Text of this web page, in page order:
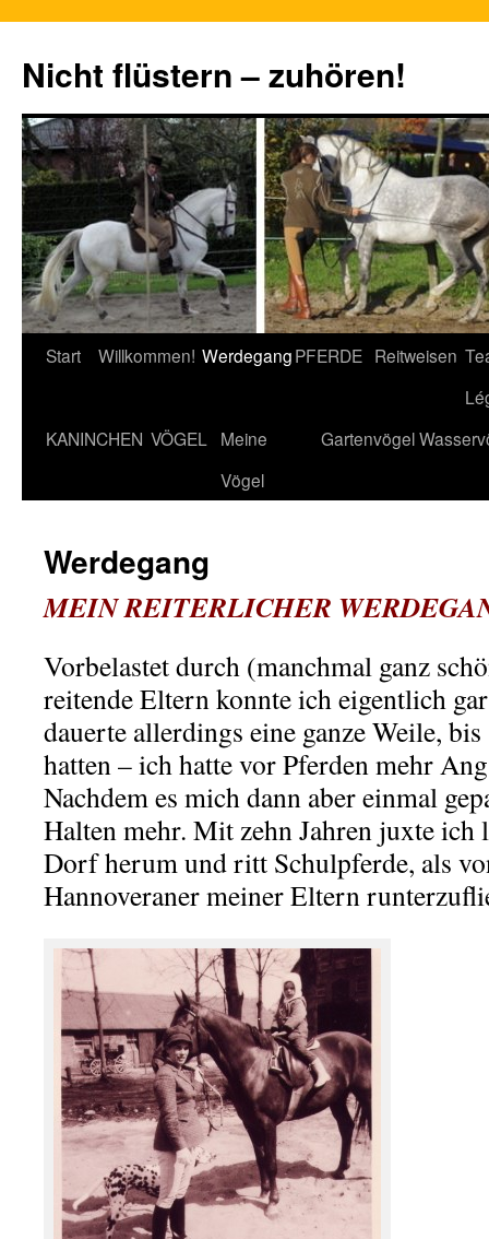
Nicht flüstern – zuhören!
Zum
springen
Start Willkommen! WerdegangPFERDE Reitweisen
KANINCHEN VÖGEL
Meine
Vögel
Gartenvögel
Werdegang
MEIN REITERLICHER
Vorbelastet durch (manchmal ganz
reitende Eltern konnte ich eigentlich
dauerte allerdings eine ganze Weile,
hatten – ich hatte vor Pferden mehr
Nachdem es mich dann aber einmal
Halten mehr. Mit zehn Jahren juxte ich
Dorf herum und ritt Schulpferde, als
Hannoveraner meiner Eltern